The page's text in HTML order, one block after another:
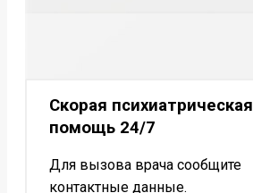
Скорая психиатрическая
помощь 24/7
Для вызова врача сообщите
контактные данные.